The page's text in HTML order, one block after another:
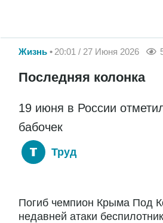
Жизнь 20:01 / 27 Июня 2026
Последняя колонка
19 июня в России
бабочек
Труд
Погиб чемпион Крыма Под
недавней атаки